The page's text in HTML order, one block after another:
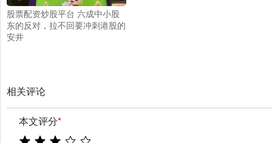
股票配资炒股平台 六成中小股
东的反对，拉不回要冲刺港股的
安井
相关评论
本文评分*